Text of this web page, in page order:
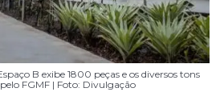
B exibe 1800 peças e os diversos tons
FGMF | Foto: Divulgação